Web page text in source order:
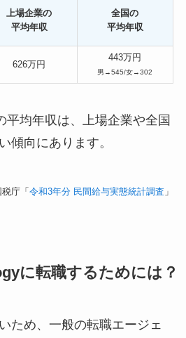
上場企業の
平均年収
全国の
平均年収
626万円
443万円
男→545/女→302
平均年収は、上場企業や全国
傾向にあります。
税庁「令和3年分 民間給与実態統計調査 」
に転職するためには？
ため、一般の転職エージェ